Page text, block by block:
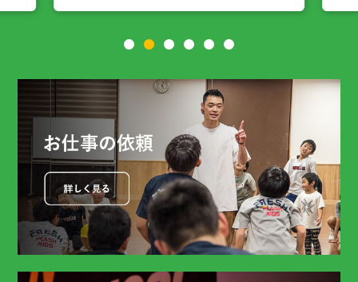
1 2 3 4 5